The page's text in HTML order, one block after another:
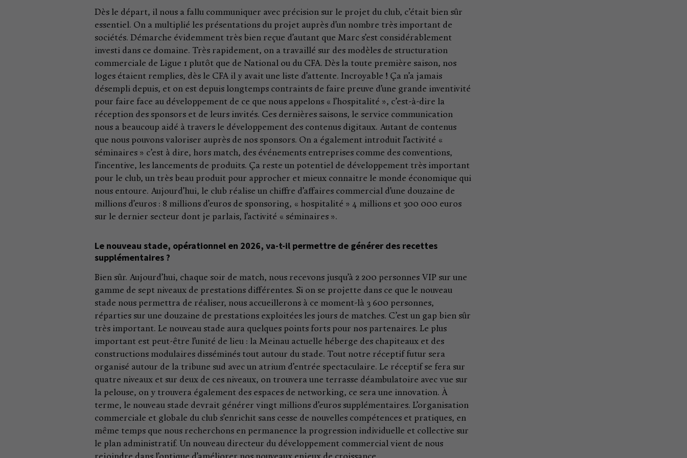
Dès le départ, il nous a fallu communiquer avec précision sur le projet du club, c’était bien sûr
essentiel. On a multiplié les présentations du projet auprès d’un nombre très important de
sociétés. Démarche évidemment très bien reçue d’autant que Marc s’est considérablement
investi dans ce domaine. Très rapidement, on a travaillé sur des modèles de structuration
commerciale de Ligue 1 plutôt que de National ou du CFA. Dès la toute première saison, nos
loges étaient remplies, dès le CFA il y avait une liste d’attente. Incroyable ! Ça n’a jamais
désempli depuis, et on est depuis longtemps contraints de faire preuve d’une grande inventivité
pour faire face au développement de ce que nous appelons « l’hospitalité », c’est-à-dire la
réception des sponsors et de leurs invités. Ces dernières saisons, le service communication
nous a beaucoup aidé à travers le développement des contenus digitaux. Autant de contenus
que nous pouvons valoriser auprès de nos sponsors. On a également introduit l’activité «
séminaires » c’est à dire, hors match, des événements entreprises comme des conventions,
l’incentive, les lancements de produits. Ça reste un potentiel de développement très important
pour le club, un très beau produit pour approcher et mieux connaitre le monde économique qui
nous entoure. Aujourd’hui, le club réalise un chiffre d’affaires commercial d’une douzaine de
millions d’euros : 8 millions d’euros de sponsoring, « hospitalité » 4 millions et 300 000 euros
sur le dernier secteur dont je parlais, l’activité « séminaires ».
Le nouveau stade, opérationnel en 2026, va-t-il permettre de générer des recettes
supplémentaires ?
Bien sûr. Aujourd’hui, chaque soir de match, nous recevons jusqu’à 2 200 personnes VIP sur une
gamme de sept niveaux de prestations différentes. Si on se projette dans ce que le nouveau
stade nous permettra de réaliser, nous accueillerons à ce moment-là 3 600 personnes,
réparties sur une douzaine de prestations exploitées les jours de matches. C’est un gap bien sûr
très important. Le nouveau stade aura quelques points forts pour nos partenaires. Le plus
important est peut-être l’unité de lieu : la Meinau actuelle héberge des chapiteaux et des
constructions modulaires disséminés tout autour du stade. Tout notre réceptif futur sera
organisé autour de la tribune sud avec un atrium d’entrée spectaculaire. Le réceptif se fera sur
quatre niveaux et sur deux de ces niveaux, on trouvera une terrasse déambulatoire avec vue sur
la pelouse, on y trouvera également des espaces de networking, ce sera une innovation. À
terme, le nouveau stade devrait générer vingt millions d’euros supplémentaires. L’organisation
commerciale et globale du club s’enrichit sans cesse de nouvelles compétences et pratiques, en
même temps que nous recherchons en permanence la progression individuelle et collective sur
le plan administratif. Un nouveau directeur du développement commercial vient de nous